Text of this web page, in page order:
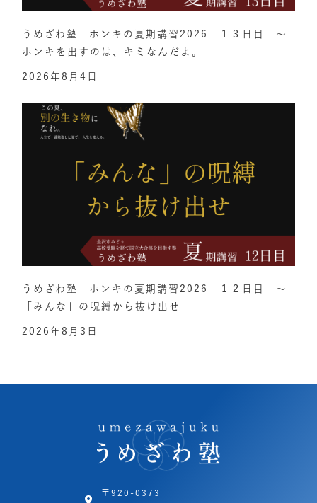
うめざわ塾 ホンキの夏期講習2026 １３日目 ～
ホンキを出すのは、キミなんだよ。
2026年8月4日
うめざわ塾 ホンキの夏期講習2026 １２日目 ～
「みんな」の呪縛から抜け出せ
2026年8月3日
〒920-0373